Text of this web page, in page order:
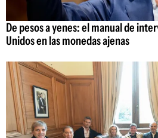
De pesos a yenes: el manual de
Unidos en las monedas ajenas